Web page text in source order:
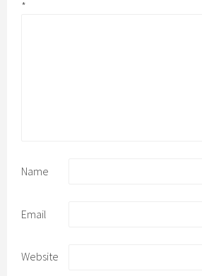
*
Name
Email
Website